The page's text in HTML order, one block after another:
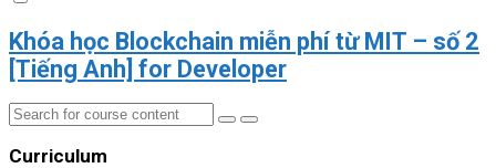
Khóa học Blockchain miễn phí từ MIT – số 2
[Tiếng Anh] for Developer
Curriculum